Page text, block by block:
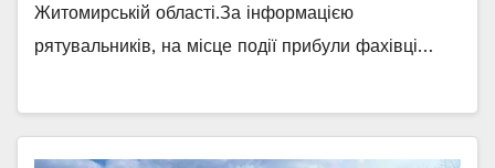
Житомирській області.За інформацією
рятувальників, на місце події прибули фахівці…